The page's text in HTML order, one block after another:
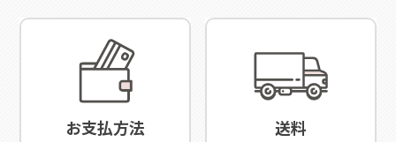
お支払方法 送料